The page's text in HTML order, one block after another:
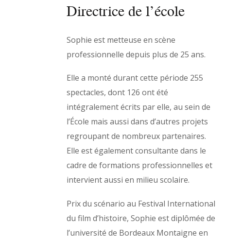
Directrice de l’école
Sophie est metteuse en scène
professionnelle depuis plus de 25 ans.
Elle a monté durant cette période 255
spectacles, dont 126 ont été
intégralement écrits par elle, au sein de
l’École mais aussi dans d’autres projets
regroupant de nombreux partenaires.
Elle est également consultante dans le
cadre de formations professionnelles et
intervient aussi en milieu scolaire.
Prix du scénario au Festival International
du film d’histoire, Sophie est diplômée de
l’université de Bordeaux Montaigne en